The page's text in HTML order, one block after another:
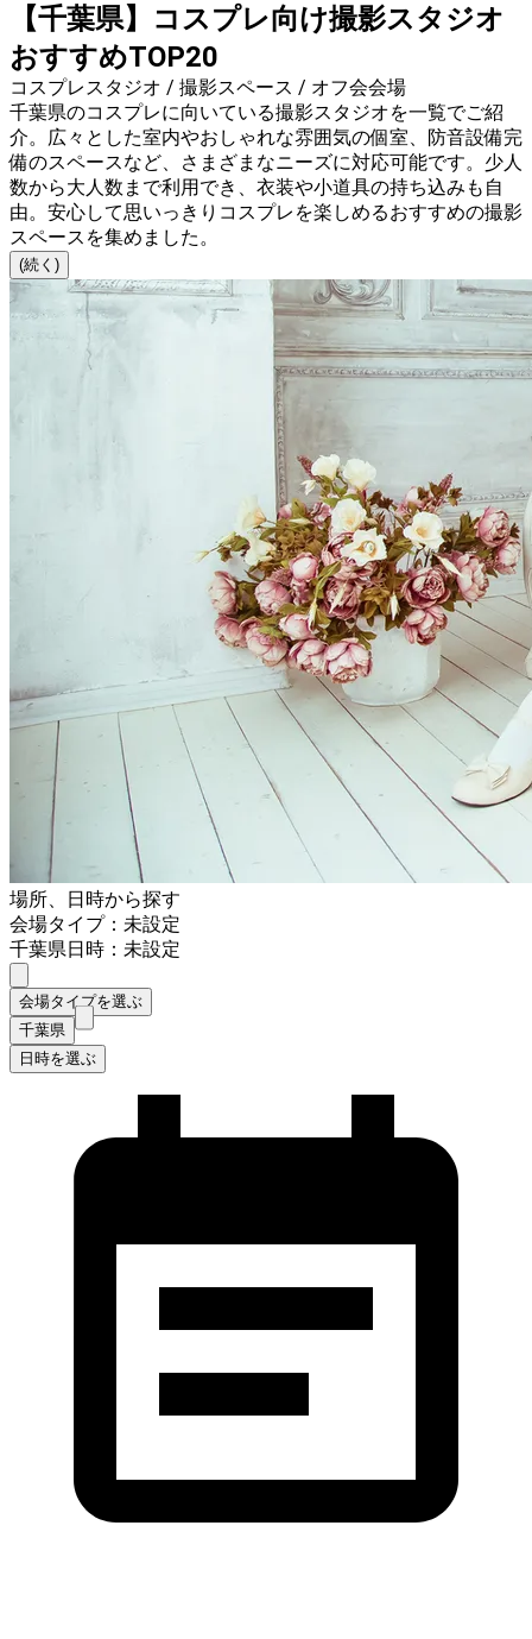
【千葉県】コスプレ向け撮影スタジオ
おすすめTOP20
コスプレスタジオ / 撮影スペース / オフ会会場
千葉県のコスプレに向いている撮影スタジオを一覧でご紹
介。広々とした室内やおしゃれな雰囲気の個室、防音設備完
備のスペースなど、さまざまなニーズに対応可能です。少人
数から大人数まで利用でき、衣装や小道具の持ち込みも自
由。安心して思いっきりコスプレを楽しめるおすすめの撮影
スペースを集めました。
(続く)
場所、日時から探す
会場タイプ：未設定
千葉県日時：未設定
会場タイプを選ぶ
千葉県
日時を選ぶ